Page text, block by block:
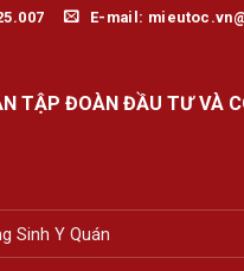
E-mail:
TẬP ĐOÀN ĐẦU TƯ VÀ
Sinh Y Quán